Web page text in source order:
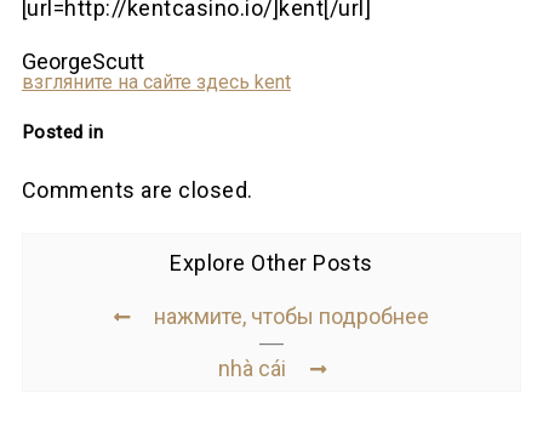
[url=http://kentcasino.io/]kent[/url]
GeorgeScutt
взгляните на сайте здесь kent
Posted in
Comments are closed.
Explore Other Posts
нажмите, чтобы подробнее
nhà cái